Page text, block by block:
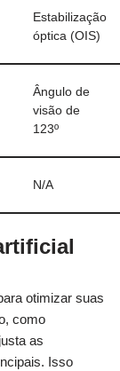
Estabilização
óptica (OIS)
Ângulo de
visão de
123º
N/A
otimizar suas
como
as
Isso